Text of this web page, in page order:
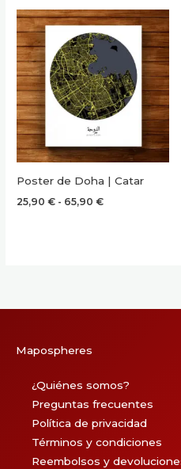
desde
25,90 €
hasta
65,90 €
Poster de Doha | Catar
25,90€ - 65,90€Rango
Mapospheres
¿Quiénes somos?
Preguntas frecuentes
Política de privacidad
Términos y condiciones
Reembolsos y